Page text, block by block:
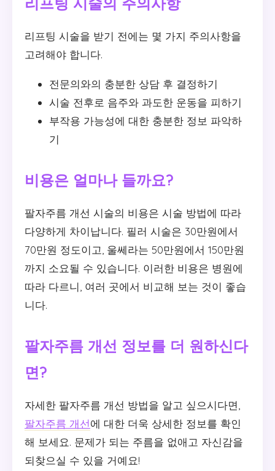
리프팅 시술을 받기 전에는 몇 가지 주의사항을
고려해야 합니다.
전문의와의 충분한 상담 후 결정하기
시술 전후로 음주와 과도한 운동을 피하기
부작용 가능성에 대한 충분한 정보 파악하
기
비용은 얼마나 들까요?
팔자주름 개선 시술의 비용은 시술 방법에 따라
다양하게 차이납니다. 필러 시술은 30만원에서
70만원 정도이고, 울쎄라는 50만원에서 150만원
까지 소요될 수 있습니다. 이러한 비용은 병원에
따라 다르니, 여러 곳에서 비교해 보는 것이 좋습
니다.
팔자주름 개선 정보를 더 원하신다
면?
자세한 팔자주름 개선 방법을 알고 싶으시다면,
팔자주름 개선에 대한 더욱 상세한 정보를 확인
해 보세요. 문제가 되는 주름을 없애고 자신감을
되찾으실 수 있을 거예요!